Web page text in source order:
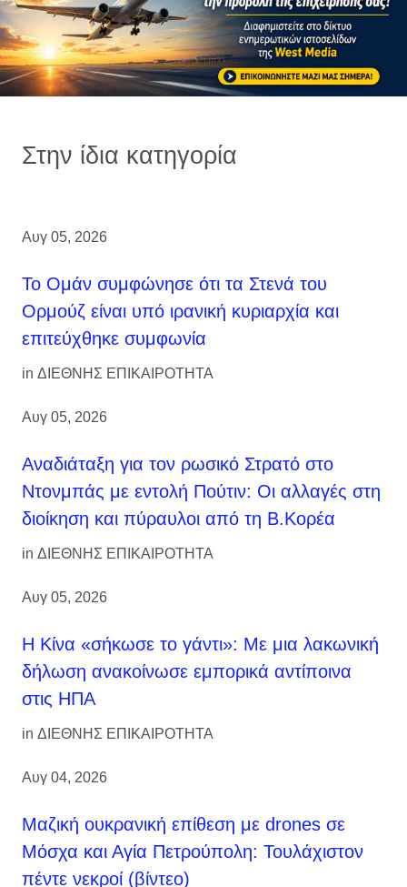
Στην ίδια κατηγορία
Αυγ 05, 2026
Το Ομάν συμφώνησε ότι τα Στενά του
Ορμούζ είναι υπό ιρανική κυριαρχία και
επιτεύχθηκε συμφωνία
in ΔΙΕΘΝΗΣ ΕΠΙΚΑΙΡΟΤΗΤΑ
Αυγ 05, 2026
Αναδιάταξη για τον ρωσικό Στρατό στο
Ντονμπάς με εντολή Πούτιν: Οι αλλαγές στη
διοίκηση και πύραυλοι από τη Β.Κορέα
in ΔΙΕΘΝΗΣ ΕΠΙΚΑΙΡΟΤΗΤΑ
Αυγ 05, 2026
Η Κίνα «σήκωσε το γάντι»: Με μια λακωνική
δήλωση ανακοίνωσε εμπορικά αντίποινα
στις ΗΠΑ
in ΔΙΕΘΝΗΣ ΕΠΙΚΑΙΡΟΤΗΤΑ
Αυγ 04, 2026
Μαζική ουκρανική επίθεση με drones σε
Μόσχα και Αγία Πετρούπολη: Τουλάχιστον
πέντε νεκροί (βίντεο)